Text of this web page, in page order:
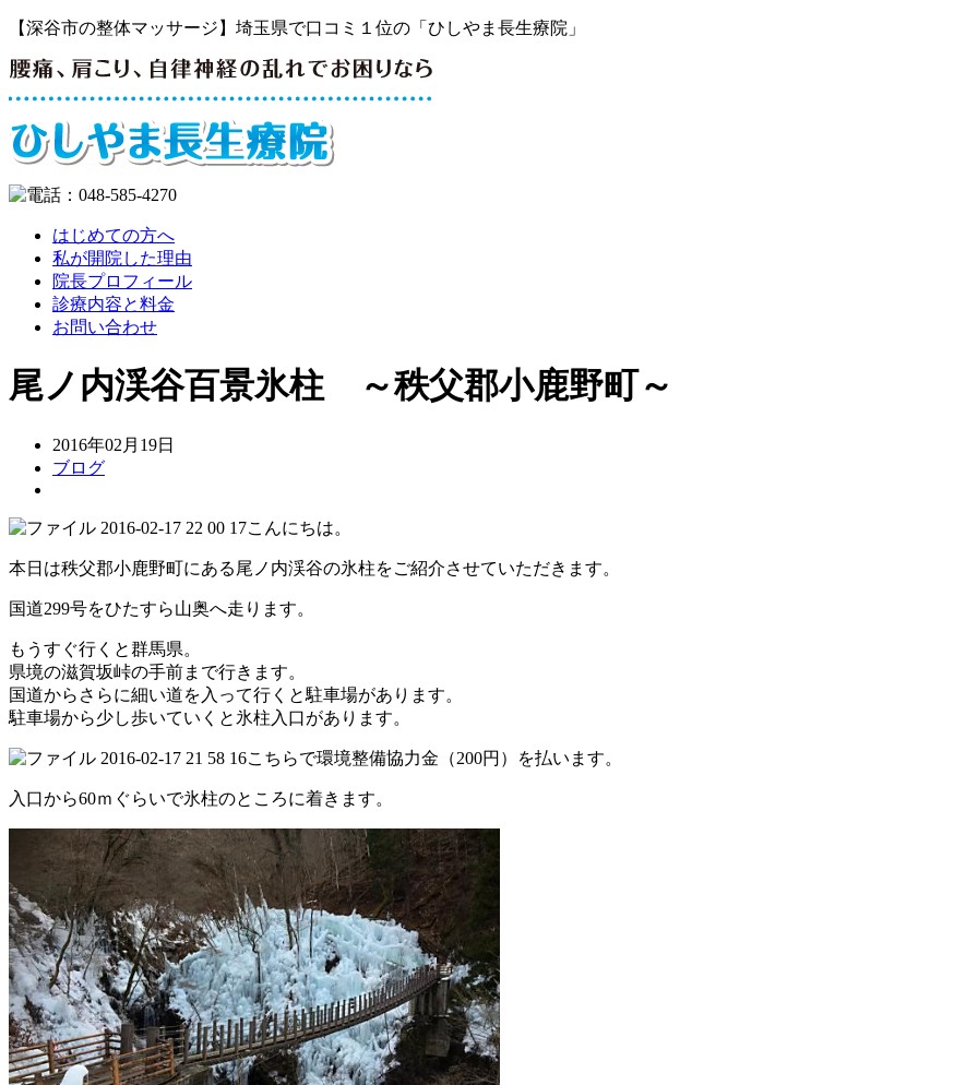
【深谷市の整体マッサージ】埼玉県で口コミ１位の「ひしやま長生療院」
はじめての方へ
私が開院した理由
院長プロフィール
診療内容と料金
お問い合わせ
尾ノ内渓谷百景氷柱 ～秩父郡小鹿野町～
2016年02月19日
ブログ
こんにちは。
本日は秩父郡小鹿野町にある尾ノ内渓谷の氷柱をご紹介させていただきます。
国道299号をひたすら山奥へ走ります。
もうすぐ行くと群馬県。
県境の滋賀坂峠の手前まで行きます。
国道からさらに細い道を入って行くと駐車場があります。
駐車場から少し歩いていくと氷柱入口があります。
こちらで環境整備協力金（200円）を払います。
入口から60ｍぐらいで氷柱のところに着きます。